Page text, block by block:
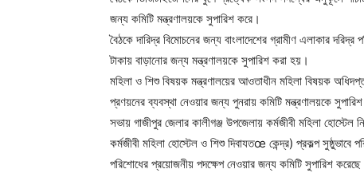
জন্য কমিটি মন্ত্রণালয়কে সুপারিশ করে।
বৈঠকে দারিদ্র বিমোচনের জন্য বাংলাদেশের গ্রামীণ এলাকার
টাকায় বাড়ানোর জন্য মন্ত্রণালয়কে সুপারিশ করা হয়।
মহিলা ও শিশু বিষয়ক মন্ত্রণালয়ের আওতাধীন মহিলা বিষয়ক
প্রণয়নের ব্যবস্থা নেওয়ার জন্য পুনরায় কমিটি মন্ত্রণালয়কে
সভায় গাজীপুর জেলার কালীগঞ্জ উপজেলায় কর্মজীবী মহিলা হোস্টেল
কর্মজীবী মহিলা হোস্টেল ও শিশু দিবাযতœ কেন্দ্র) প্রকল্প
পরিশোধের প্রয়োজনীয় পদক্ষেপ নেওয়ার জন্য কমিটি সুপারিশ